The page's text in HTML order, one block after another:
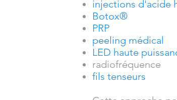
injections d'acide
Botox®
PRP
peeling médical
LED haute
radiofréquence
fils tenseurs